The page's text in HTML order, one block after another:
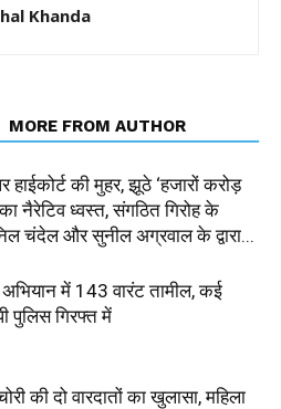
Khanda
MORE FROM AUTHOR
हाईकोर्ट की मुहर, झूठे ‘हजारों करोड़
नैरेटिव ध्वस्त, संगठित गिरोह के
चंदेल और सुनील अग्रवाल के द्वारा...
अभियान में 143 वारंट तामील, कई
पुलिस गिरफ्त में
की दो वारदातों का खुलासा, महिला